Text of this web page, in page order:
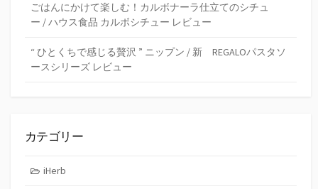
ごはんにかけて楽しむ！カルボナーラ仕立てのシチュ
ー / ハウス食品 カルボシチュー レビュー
“ ひとくちで感じる贅沢 ” ニップン / 新 REGALOパスタソ
ースシリーズ レビュー
カテゴリー
iHerb